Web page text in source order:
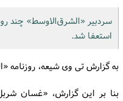
سردبیر «الشرق‌الاوسط» چند
استعفا شد.
به گزارش تی وی شیعه، روزنامه
بنا بر این گزارش، «غسان